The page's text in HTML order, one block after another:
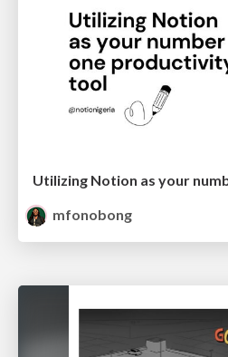
mfonobong